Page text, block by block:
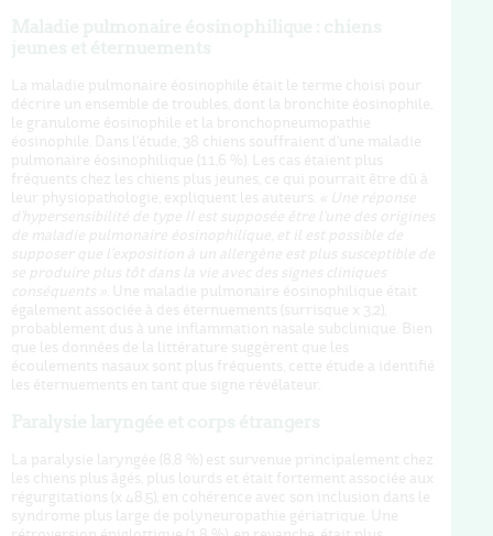
La maladie pulmonaire éosinophile était le terme choisi pour
décrire un ensemble de troubles, dont la bronchite éosinophile,
le granulome éosinophile et la bronchopneumopathie
éosinophile. Dans l'étude, 38 chiens souffraient d'une maladie
pulmonaire éosinophilique (11,6 %). Les cas étaient plus
fréquents chez les chiens plus jeunes, ce qui pourrait être dû à
leur physiopathologie, expliquent les auteurs.
« Une réponse
d'hypersensibilité de type II est supposée être l'une des origines
de maladie pulmonaire éosinophilique, et il est possible de
supposer que l'exposition à un allergène est plus susceptible de
se produire plus tôt dans la vie avec des signes cliniques
conséquents » . Une maladie pulmonaire éosinophilique était
également associée à des éternuements (surrisque x 3,2),
probablement dus à une inflammation nasale subclinique. Bien
que les données de la littérature suggèrent que les
écoulements nasaux sont plus fréquents, cette étude a identifié
les éternuements en tant que signe révélateur.
La paralysie laryngée (8,8 %) est survenue principalement chez
les chiens plus âgés, plus lourds et était fortement associée aux
régurgitations (x 48.5), en cohérence avec son inclusion dans le
syndrome plus large de polyneuropathie gériatrique. Une